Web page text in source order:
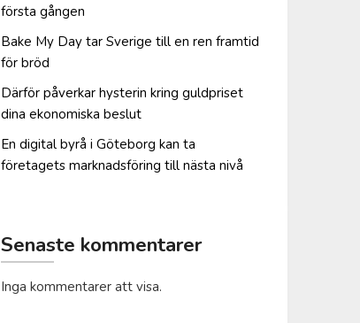
första gången
Bake My Day tar Sverige till en ren framtid
för bröd
Därför påverkar hysterin kring guldpriset
dina ekonomiska beslut
En digital byrå i Göteborg kan ta
företagets marknadsföring till nästa nivå
Senaste kommentarer
Inga kommentarer att visa.